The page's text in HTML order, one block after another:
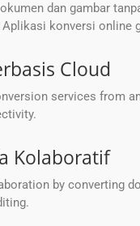
dan gambar
Aplikasi konversi online
Cloud
services from
Kolaboratif
by converting